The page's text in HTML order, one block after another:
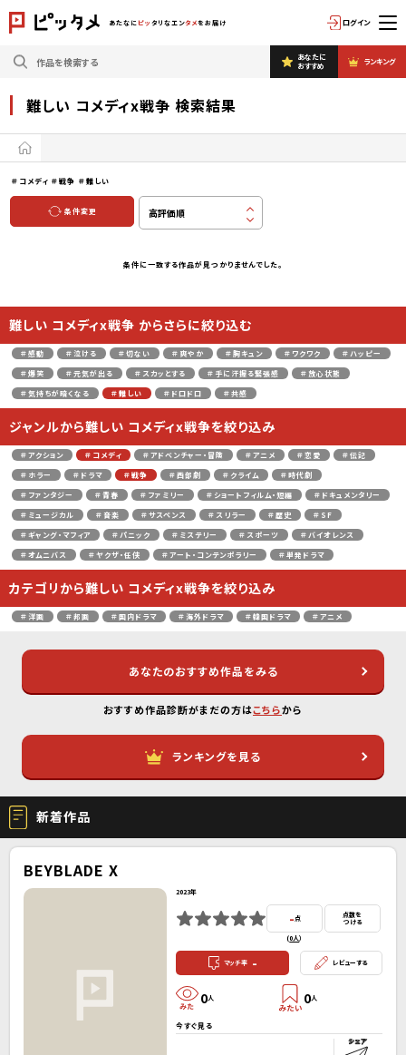
あたなに ピッ タリなエンタメをお届け ログイン
あなたに
おすすめ
ランキング
難しい コメディx戦争 検索結果
＃コメディ ＃戦争 ＃難しい
条件変更
条件に一致する作品が見つかりませんでした。
難しい コメディx戦争 からさらに絞り込む
＃感動 ＃泣ける ＃切ない ＃爽やか ＃胸キュン ＃ワクワク
＃ハッピー
＃爆笑
＃元気が出る ＃スカッとする ＃手に汗握る緊張感
＃放心状態
＃気持ちが暗くなる
＃難しい ＃ドロドロ ＃共感
ジャンルから難しい コメディx戦争を絞り込み
＃アクション ＃コメディ ＃アドベンチャー・冒険 ＃アニメ ＃恋愛
＃伝記
＃ホラー
＃ドラマ ＃戦争 ＃西部劇 ＃クライム
＃時代劇
＃ファンタジー
＃青春 ＃ファミリー ＃ショートフィルム・短編
＃ドキュメンタリー
＃ミュージカル
＃音楽 ＃サスペンス ＃スリラー ＃歴史
＃SF
＃ギャング・マフィア
＃パニック ＃ミステリー ＃スポーツ
＃バイオレンス
＃オムニバス
＃ヤクザ・任侠 ＃アート・コンテンポラリー ＃単発ドラマ
カテゴリから難しい コメディx戦争を絞り込み
＃洋画 ＃邦画 ＃国内ドラマ ＃海外ドラマ ＃韓国ドラマ ＃アニメ
あなたのおすすめ作品をみる
おすすめ作品診断がまだの方はこちらから
ランキングを見る
新着作品
BEYBLADE X
2023年
-点
(0人）
点数を
つける
マッチ率 - レビューする
0人 0人
今すぐ見る